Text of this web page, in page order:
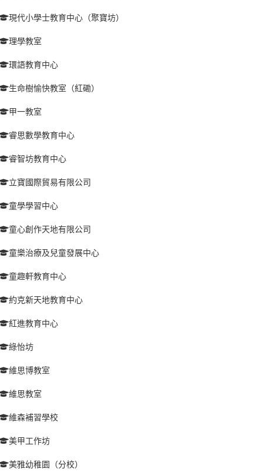
現代小學士教育中心（聚寶坊）
理學教室
環語教育中心
生命樹愉快教室（紅磡）
甲一教室
睿思數學教育中心
睿智坊教育中心
立寶國際貿易有限公司
童學學習中心
童心創作天地有限公司
童樂治療及兒童發展中心
童趣軒教育中心
約克新天地教育中心
紅進教育中心
綠怡坊
維思博教室
維思教室
維森補習學校
美甲工作坊
美雅幼稚園（分校）